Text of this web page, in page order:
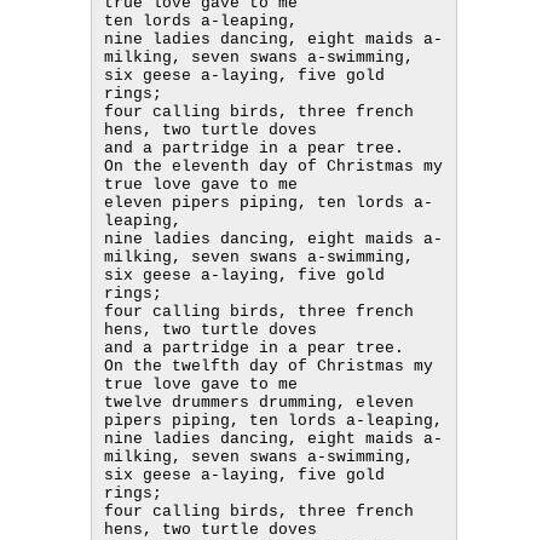
ten lords a-leaping,
nine ladies dancing, eight maids a-
milking, seven swans a-swimming,
six geese a-laying, five gold
rings;
four calling birds, three french
hens, two turtle doves
and a partridge in a pear tree.
On the eleventh day of Christmas my
true love gave to me
eleven pipers piping, ten lords a-
leaping,
nine ladies dancing, eight maids a-
milking, seven swans a-swimming,
six geese a-laying, five gold
rings;
four calling birds, three french
hens, two turtle doves
and a partridge in a pear tree.
On the twelfth day of Christmas my
true love gave to me
twelve drummers drumming, eleven
pipers piping, ten lords a-leaping,
nine ladies dancing, eight maids a-
milking, seven swans a-swimming,
six geese a-laying, five gold
rings;
four calling birds, three french
hens, two turtle doves